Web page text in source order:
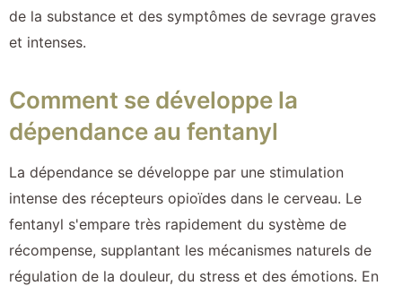
de la substance et des symptômes de sevrage graves
et intenses.
Comment se développe la
dépendance au fentanyl
La dépendance se développe par une stimulation
intense des récepteurs opioïdes dans le cerveau. Le
fentanyl s'empare très rapidement du système de
récompense, supplantant les mécanismes naturels de
régulation de la douleur, du stress et des émotions. En